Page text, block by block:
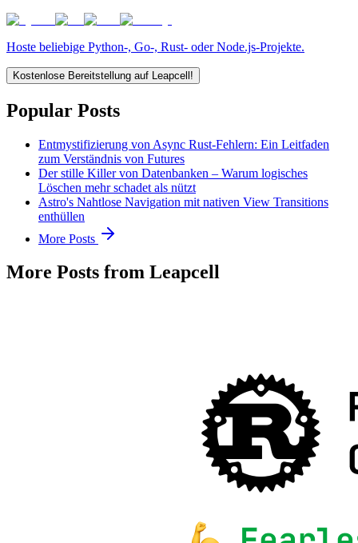
Hoste beliebige Python-, Go-, Rust- oder Node.js-Projekte.
Kostenlose Bereitstellung auf Leapcell!
Popular Posts
Entmystifizierung von Async Rust-Fehlern: Ein Leitfaden
zum Verständnis von Futures
Der stille Killer von Datenbanken – Warum logisches
Löschen mehr schadet als nützt
Astro's Nahtlose Navigation mit nativen View Transitions
enthüllen
More Posts
More Posts from Leapcell